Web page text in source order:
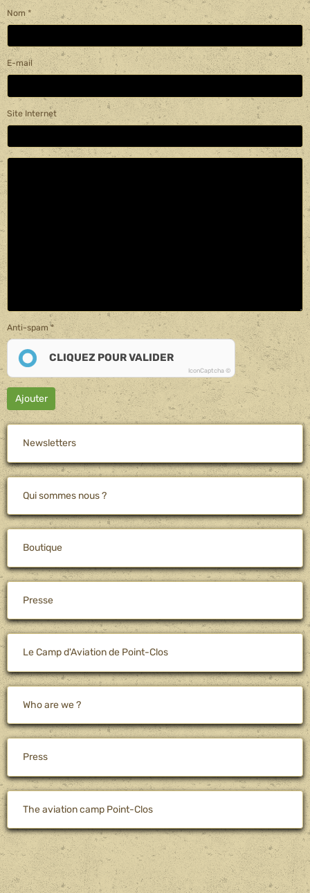
Nom
E-mail
Site Internet
Anti-spam
CLIQUEZ POUR VALIDER
IconCaptcha ©
Ajouter
Newsletters
Qui sommes nous ?
Boutique
Presse
Le Camp d'Aviation de Point-Clos
Who are we ?
Press
The aviation camp Point-Clos